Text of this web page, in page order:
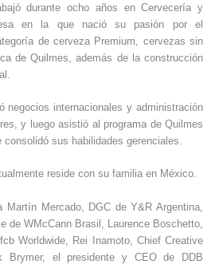
durante ocho años en Cervecería y
en la que nació su pasión por el
de cerveza Premium, cervezas sin
de Quilmes, además de la construcción
negocios internacionales y administración
y luego asistió al programa de Quilmes
consolidó sus habilidades gerenciales.
reside con su familia en México.
Mercado, DGC de Y&R Argentina,
de WMcCann Brasil, Laurence Boschetto,
Worldwide, Rei Inamoto, Chief Creative
Brymer, el presidente y CEO de DDB